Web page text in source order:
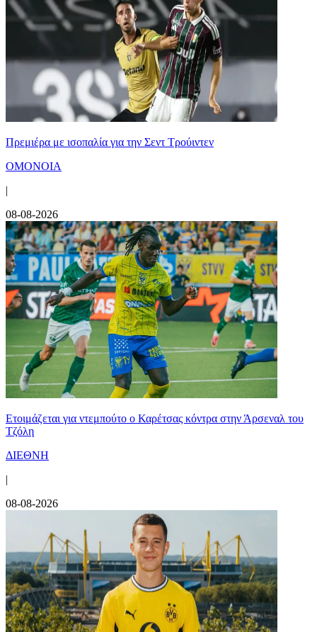
Πρεμιέρα με ισοπαλία για την Σεντ Τρούιντεν
ΟΜΟΝΟΙΑ
|
08-08-2026
Ετοιμάζεται για ντεμπούτο ο Καρέτσας κόντρα στην Άρσεναλ του
Τζόλη
ΔΙΕΘΝΗ
|
08-08-2026